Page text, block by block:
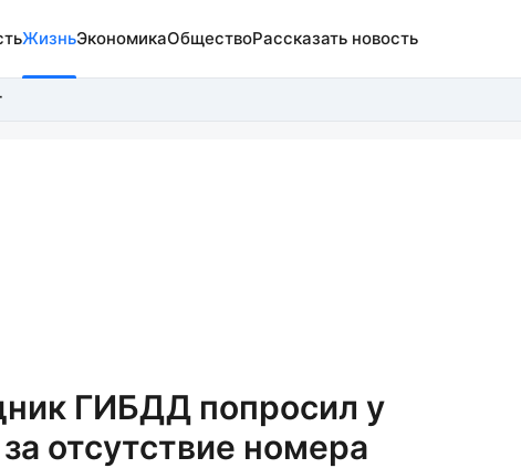
ЖизньЭкономикаОбществоРассказать новость
ГИБДД попросил у
отсутствие номера